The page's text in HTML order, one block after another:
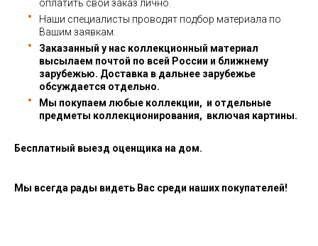
оплатить свой заказ лично.
Наши специалисты проводят подбор материала по
Вашим заявкам.
Заказанный у нас коллекционный материал
высылаем почтой по всей России и ближнему
зарубежью. Доставка в дальнее зарубежье
обсуждается отдельно.
Мы покупаем любые коллекции, и отдельные
предметы коллекционирования, включая картины.
Бесплатный выезд оценщика на дом.
Мы всегда рады видеть Вас среди наших покупателей!